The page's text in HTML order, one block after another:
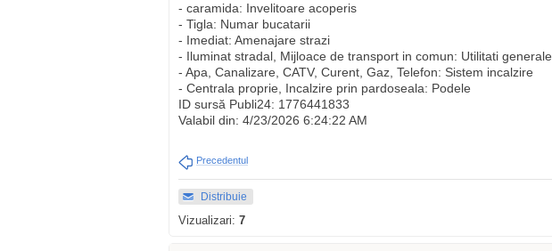
- caramida: Invelitoare acoperis
- Tigla: Numar bucatarii
- Imediat: Amenajare strazi
- Iluminat stradal, Mijloace de transport in comun: Utilitati generale
- Apa, Canalizare, CATV, Curent, Gaz, Telefon: Sistem incalzire
- Centrala proprie, Incalzire prin pardoseala: Podele
ID sursă Publi24: 1776441833
Valabil din: 4/23/2026 6:24:22 AM
Precedentul
Distribuie
Vizualizari: 7